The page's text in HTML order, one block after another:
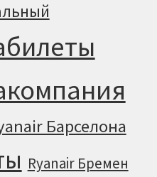
Барселона
Ryanair Бремен